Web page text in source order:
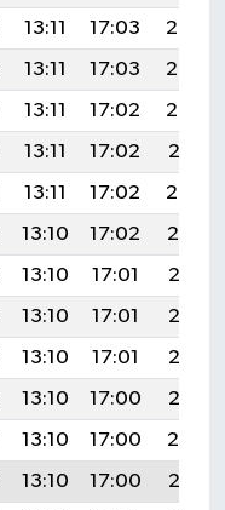
13:11 17:03
20:23
13:11 17:03
20:22
13:11 17:02
20:22
13:11 17:02
20:21
13:11 17:02
20:20
13:10 17:02
20:19
13:10 17:01
20:18
13:10 17:01
20:17
13:10 17:01
20:16
13:10 17:00
20:15
13:10 17:00
20:14
13:10 17:00
20:13